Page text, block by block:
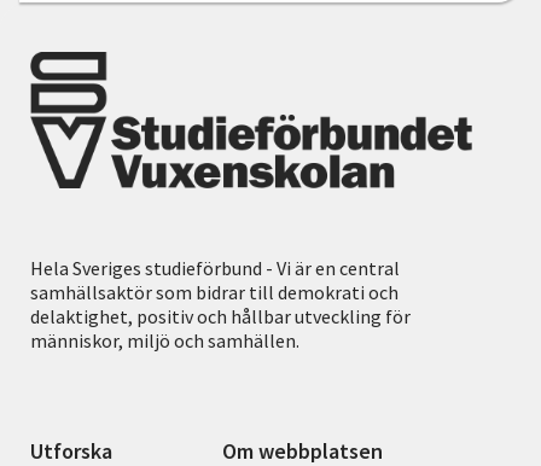
Hela Sveriges studieförbund - Vi är en central
samhällsaktör som bidrar till demokrati och
delaktighet, positiv och hållbar utveckling för
människor, miljö och samhällen.
Utforska Om webbplatsen